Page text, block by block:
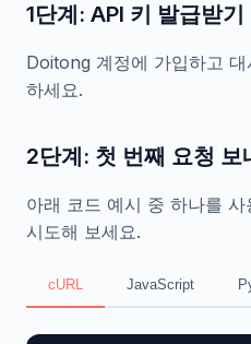
1단계: API 키 발급받기
Doitong 계정에 가입하고
하세요.
2단계: 첫 번째 요청 보
아래 코드 예시 중 하나를
시도해 보세요.
cURL JavaScript